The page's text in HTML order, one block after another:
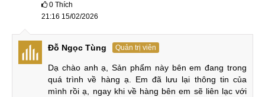
Hiệu năng cũng là sự nâng cấp lớn, khi OPPO Find X8 Ultra
AnTuTu còn X7 Ultra đạt hơn 2 triệu điểm với Snapdragon 8
Gen 3.
Không chỉ vậy, OPPO Find X8 Ultra còn sở hữu viên pin
6100mAh cho thời gian sử dụng lâu dài hơn pin 5000mAh
0 Thích
21:16 15/02/2026
Đỗ Ngọc Tùng Quản trị viên
Dạ chào anh ạ, Sản phẩm này bên em đang trong
quá trình về hàng ạ. Em đã lưu lại thông tin của
mình rồi ạ, ngay khi về hàng bên em sẽ liên lạc với